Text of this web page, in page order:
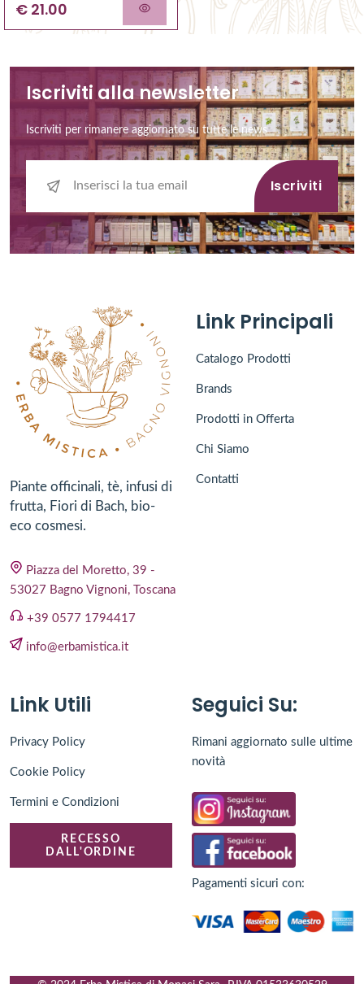
€ 21.00
Iscriviti alla newsletter
Iscriviti per rimanere aggiornato su tutte le news
Iscriviti
Piante officinali, tè, infusi di
frutta, Fiori di Bach, bio-
eco cosmesi.
Piazza del Moretto, 39 -
53027 Bagno Vignoni, Toscana
+39 0577 1794417
info@erbamistica.it
Link Principali
Catalogo Prodotti
Brands
Prodotti in Offerta
Chi Siamo
Contatti
Link Utili
Privacy Policy
Cookie Policy
Termini e Condizioni
RECESSO
DALL'ORDINE
Seguici Su:
Rimani aggiornato sulle ultime
novità
Pagamenti sicuri con: